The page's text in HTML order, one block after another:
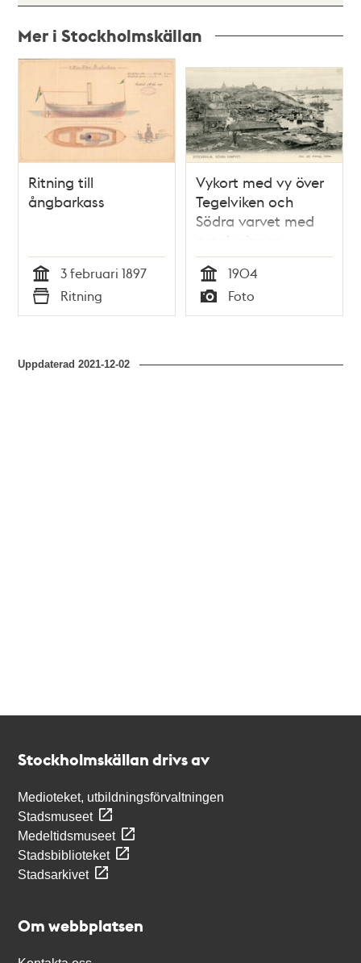
Mer i Stockholmskällan
Relaterade
poster
och
Ritning till
ångbarkass
Tid
3 februari 1897
Typ
Ritning
Vykort med vy över
Tegelviken och
Södra varvet med
omgivningar
Tid
1904
Typ
Foto
Uppdaterad2021-12-02
Stockholmskällan drivs av
Medioteket, utbildningsförvaltningen
Stadsmuseet
Medeltidsmuseet
Stadsbiblioteket
Stadsarkivet
Om webbplatsen